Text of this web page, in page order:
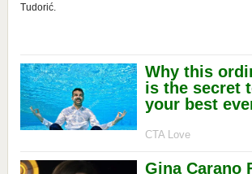
Tudorić.